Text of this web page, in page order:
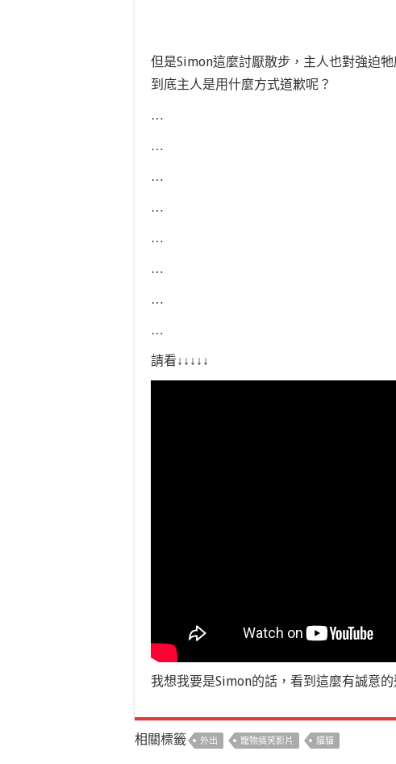
但是Simon這麼討厭散步，主人也對強迫
到底主人是用什麼方式道歉呢？
…
…
…
…
…
…
…
…
請看↓↓↓↓↓
我想我要是Simon的話，看到這麼有誠意
相關標籤 外出 寵物搞笑影片 貓貓